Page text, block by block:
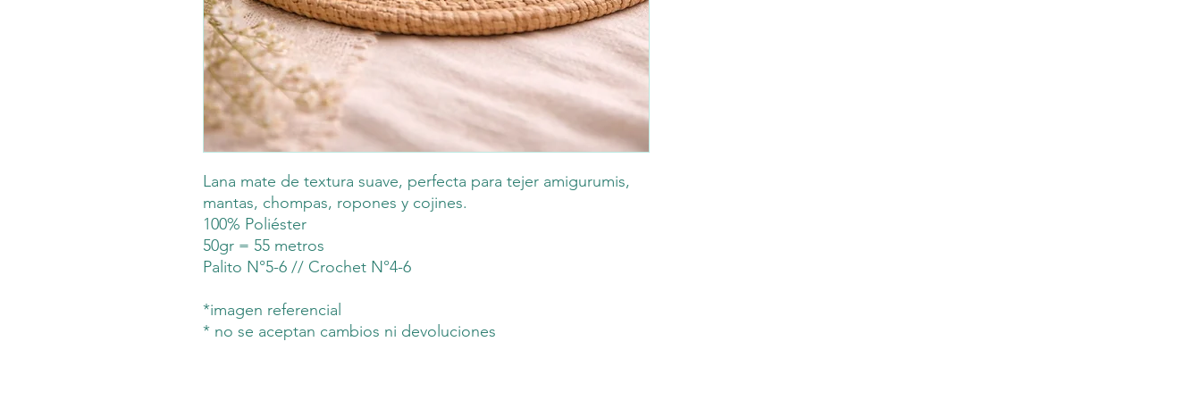
Lana mate de textura suave, perfecta para tejer amigurumis,
mantas, chompas, ropones y cojines.
100% Poliéster
50gr = 55 metros
Palito N°5-6 // Crochet N°4-6
*imagen referencial
* no se aceptan cambios ni devoluciones